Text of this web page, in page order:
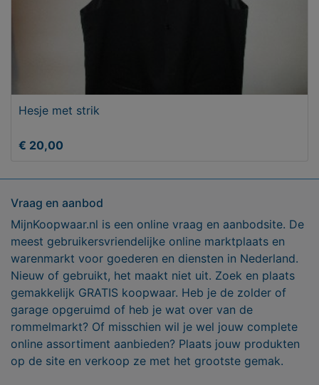
Hesje met strik
€ 20,00
Vraag en aanbod
MijnKoopwaar.nl is een online vraag en aanbodsite. De
meest gebruikersvriendelijke online marktplaats en
warenmarkt voor goederen en diensten in Nederland.
Nieuw of gebruikt, het maakt niet uit. Zoek en plaats
gemakkelijk GRATIS koopwaar. Heb je de zolder of
garage opgeruimd of heb je wat over van de
rommelmarkt? Of misschien wil je wel jouw complete
online assortiment aanbieden? Plaats jouw produkten
op de site en verkoop ze met het grootste gemak.